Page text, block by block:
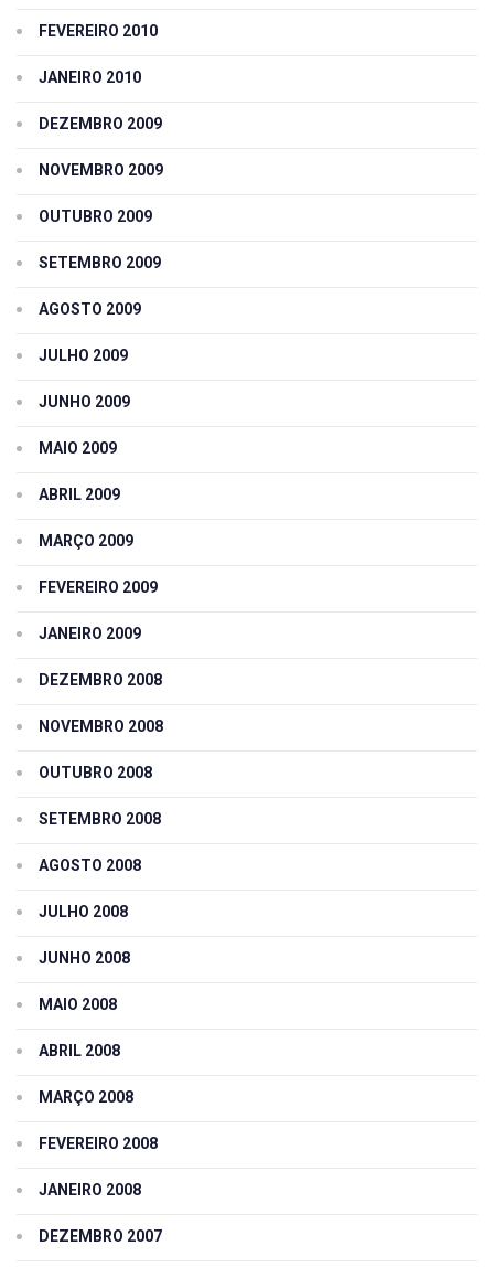
FEVEREIRO 2010
JANEIRO 2010
DEZEMBRO 2009
NOVEMBRO 2009
OUTUBRO 2009
SETEMBRO 2009
AGOSTO 2009
JULHO 2009
JUNHO 2009
MAIO 2009
ABRIL 2009
MARÇO 2009
FEVEREIRO 2009
JANEIRO 2009
DEZEMBRO 2008
NOVEMBRO 2008
OUTUBRO 2008
SETEMBRO 2008
AGOSTO 2008
JULHO 2008
JUNHO 2008
MAIO 2008
ABRIL 2008
MARÇO 2008
FEVEREIRO 2008
JANEIRO 2008
DEZEMBRO 2007